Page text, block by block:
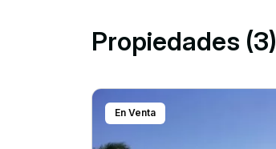
Propiedades (3)
En Venta